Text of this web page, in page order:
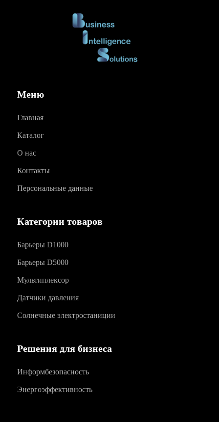
Меню
Главная
Каталог
О нас
Контакты
Персональные данные
Категории товаров
Барьеры D1000
Барьеры D5000
Мультиплексор
Датчики давления
Солнечные электростаниции
Решения для бизнеса
Информбезопасность
Энергоэффективность